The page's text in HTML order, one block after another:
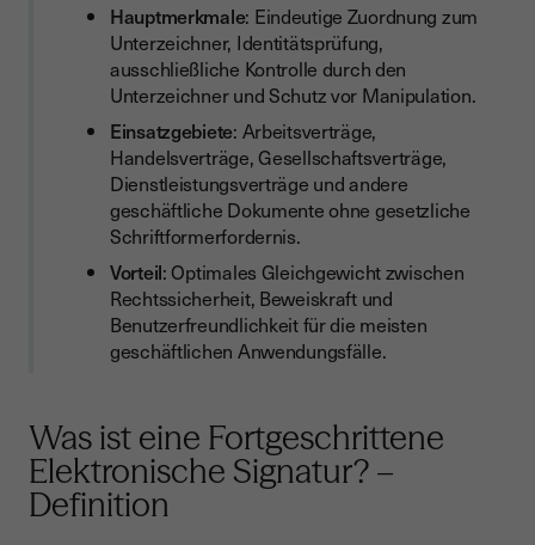
Hauptmerkmale: Eindeutige Zuordnung zum
Unterzeichner, Identitätsprüfung,
ausschließliche Kontrolle durch den
Unterzeichner und Schutz vor Manipulation.
Einsatzgebiete: Arbeitsverträge,
Handelsverträge, Gesellschaftsverträge,
Dienstleistungsverträge und andere
geschäftliche Dokumente ohne gesetzliche
Schriftformerfordernis.
Vorteil: Optimales Gleichgewicht zwischen
Rechtssicherheit, Beweiskraft und
Benutzerfreundlichkeit für die meisten
geschäftlichen Anwendungsfälle.
Was ist eine Fortgeschrittene
Elektronische Signatur? –
Definition